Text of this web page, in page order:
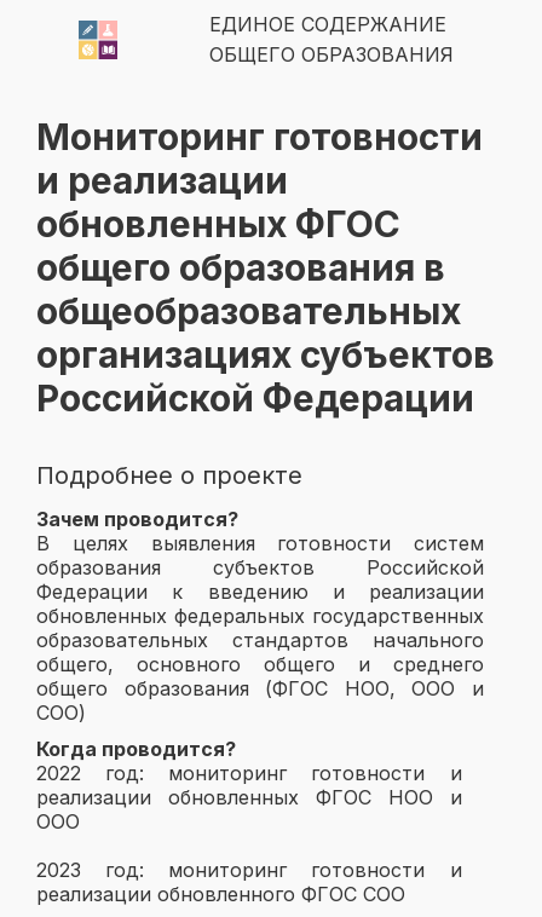
ЕДИНОЕ СОДЕРЖАНИЕ
ОБЩЕГО ОБРАЗОВАНИЯ
Мониторинг готовности
и реализации
обновленных ФГОС
общего образования в
общеобразовательных
организациях субъектов
Российской Федерации
Подробнее о проекте
Зачем проводится?
В целях выявления готовности систем
образования субъектов Российской
Федерации к введению и реализации
обновленных федеральных государственных
образовательных стандартов начального
общего, основного общего и среднего
общего образования (ФГОС НОО, ООО и
СОО)
Когда проводится?
2022 год: мониторинг готовности и
реализации обновленных ФГОС НОО и
ООО
2023 год: мониторинг готовности и
реализации обновленного ФГОС СОО